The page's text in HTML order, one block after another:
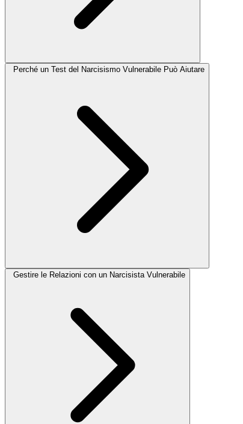
Perché un Test del Narcisismo Vulnerabile Può Aiutare
Gestire le Relazioni con un Narcisista Vulnerabile